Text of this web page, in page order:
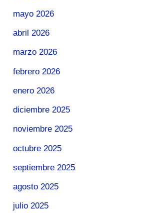
mayo 2026
abril 2026
marzo 2026
febrero 2026
enero 2026
diciembre 2025
noviembre 2025
octubre 2025
septiembre 2025
agosto 2025
julio 2025